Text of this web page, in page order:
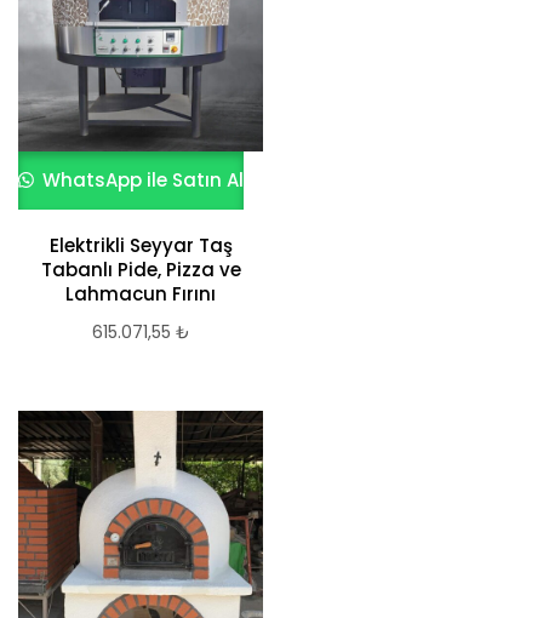
WhatsApp ile Satın Al
Elektrikli Seyyar Taş
Tabanlı Pide, Pizza ve
Lahmacun Fırını
615.071,55 ₺